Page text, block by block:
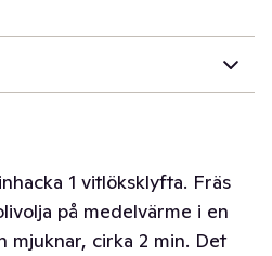
1 vitlöksklyfta. Fräs
på medelvärme i en
mjuknar, cirka 2 min. Det